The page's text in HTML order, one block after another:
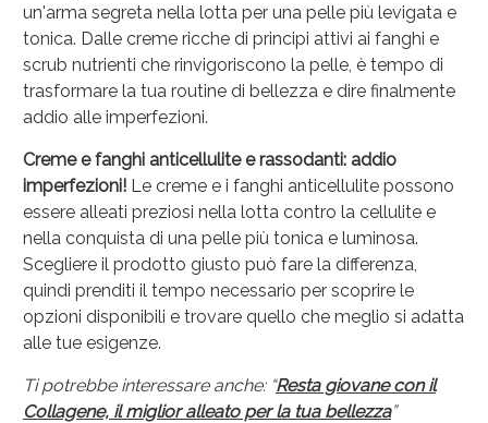
un'arma segreta nella lotta per una pelle più levigata e
tonica. Dalle creme ricche di principi attivi ai fanghi e
scrub nutrienti che rinvigoriscono la pelle, è tempo di
trasformare la tua routine di bellezza e dire finalmente
addio alle imperfezioni.
Creme e fanghi anticellulite e rassodanti: addio
imperfezioni!Le creme e i fanghi anticellulite possono
essere alleati preziosi nella lotta contro la cellulite e
nella conquista di una pelle più tonica e luminosa.
Scegliere il prodotto giusto può fare la differenza,
quindi prenditi il tempo necessario per scoprire le
opzioni disponibili e trovare quello che meglio si adatta
alle tue esigenze.
Ti potrebbe interessare anche: “Resta giovane con il
Collagene, il miglior alleato per la tua bellezza”
Salini e Multivitaminici: oggi Sconto extra fino al
50%!
Anticellulite e Fanghi: Sconto fino al 40% valido